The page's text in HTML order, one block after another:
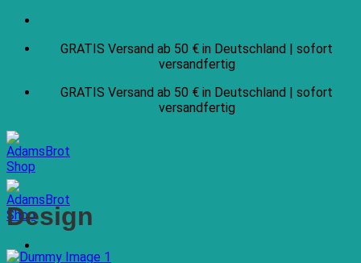
Zum
springen
GRATIS Versand ab 50 € in Deutschland | sofort
versandfertig
GRATIS Versand ab 50 € in Deutschland | sofort
versandfertig
Design